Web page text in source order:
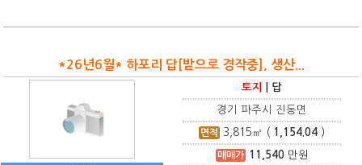
*26년6월* 하포리 답[밭으로 경작중], 생산...
토지 답
경기 파주시 진동면
면적 3,815 ㎡ ( 1,154.04 )
매매가 11,540만원